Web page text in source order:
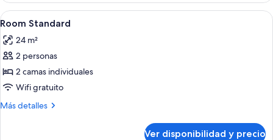
Ver
todas
las
fotos
de
Room
Standard
Minibar, caja de seguridad en la
4
Room Standard
24 m²
2 personas
2 camas individuales
Wifi gratuito
Más detalles
Más
Ver disponibilidad y precio